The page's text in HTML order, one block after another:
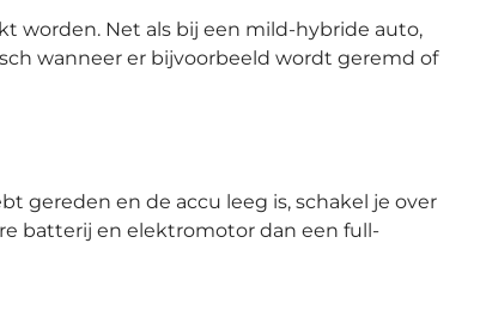
worden. Net als bij een mild-hybride auto,
wanneer er bijvoorbeeld wordt geremd of
gereden en de accu leeg is, schakel je over
batterij en elektromotor dan een full-